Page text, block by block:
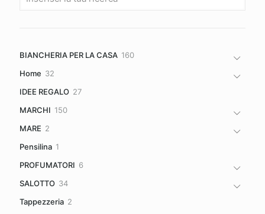
BIANCHERIA PER LA CASA 160160
Home 32
IDEE REGALO 2727
MARCHI 150150
MARE 2
Pensilina 1
PROFUMATORI 6
SALOTTO 3434
Tappezzeria 2